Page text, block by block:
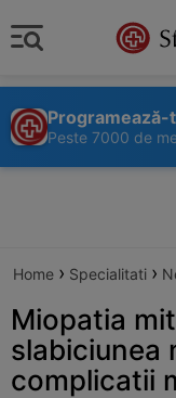
Programează-
Peste 7000 de
Home › Specialitati ›
Miopatia
slabiciunea
complicatii